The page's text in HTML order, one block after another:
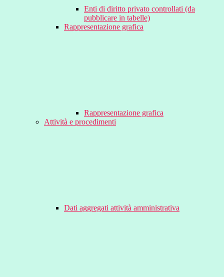
Enti di diritto privato controllati (da
pubblicare in tabelle)
Rappresentazione grafica
Rappresentazione grafica
Attività e procedimenti
Dati aggregati attività amministrativa